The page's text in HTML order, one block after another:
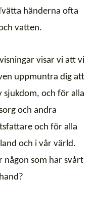
händerna ofta
vatten.
visar vi att vi
uppmuntra dig att
sjukdom, och för alla
och andra
och för alla
och i vår värld.
någon som har svårt